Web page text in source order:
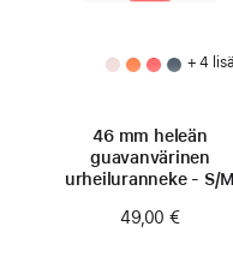
+ 4
46 mm heleän
guavan­värinen
urheiluranneke - S/M
49,00 €